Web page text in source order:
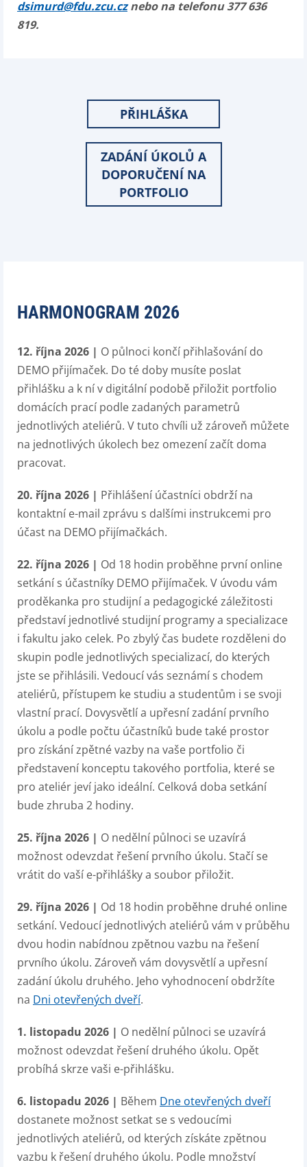
dsimurd@fdu.zcu.cznebo na telefonu 377 636
819.
PŘIHLÁŠKA
ZADÁNÍ ÚKOLŮ A
DOPORUČENÍ NA
PORTFOLIO
HARMONOGRAM 2026
12. října 2026 | O půlnoci končí přihlašování do
DEMO přijímaček. Do té doby musíte poslat
přihlášku a k ní v digitální podobě přiložit portfolio
domácích prací podle zadaných parametrů
jednotlivých ateliérů. V tuto chvíli už zároveň můžete
na jednotlivých úkolech bez omezení začít doma
pracovat.
20. října 2026 | Přihlášení účastníci obdrží na
kontaktní e-mail zprávu s dalšími instrukcemi pro
účast na DEMO přijímačkách.
22. října 2026 | Od 18 hodin proběhne první online
setkání s účastníky DEMO přijímaček. V úvodu vám
proděkanka pro studijní a pedagogické záležitosti
představí jednotlivé studijní programy a specializace
i fakultu jako celek. Po zbylý čas budete rozděleni do
skupin podle jednotlivých specializací, do kterých
jste se přihlásili. Vedoucí vás seznámí s chodem
ateliérů, přístupem ke studiu a studentům i se svoji
vlastní prací. Dovysvětlí a upřesní zadání prvního
úkolu a podle počtu účastníků bude také prostor
pro získání zpětné vazby na vaše portfolio či
představení konceptu takového portfolia, které se
pro ateliér jeví jako ideální. Celková doba setkání
bude zhruba 2 hodiny.
25. října 2026 | O nedělní půlnoci se uzavírá
možnost odevzdat řešení prvního úkolu. Stačí se
vrátit do vaší e-přihlášky a soubor přiložit.
29. října 2026 | Od 18 hodin proběhne druhé online
setkání. Vedoucí jednotlivých ateliérů vám v průběhu
dvou hodin nabídnou zpětnou vazbu na řešení
prvního úkolu. Zároveň vám dovysvětlí a upřesní
zadání úkolu druhého. Jeho vyhodnocení obdržíte
na Dni otevřených dveří.
1. listopadu 2026 | O nedělní půlnoci se uzavírá
možnost odevzdat řešení druhého úkolu. Opět
probíhá skrze vaši e-přihlášku.
6. listopadu 2026 | Během Dne otevřených dveří
dostanete možnost setkat se s vedoucími
jednotlivých ateliérů, od kterých získáte zpětnou
vazbu k řešení druhého úkolu. Podle množství